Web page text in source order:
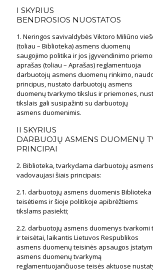
I SKYRIUS
BENDROSIOS NUOSTATOS
1. Neringos savivaldybės Viktoro Miliūno
(toliau – Biblioteka) asmens duomenų
saugojimo politika ir jos įgyvendinimo
aprašas (toliau – Aprašas) reglamentuoja
darbuotojų asmens duomenų rinkimo,
principus, nustato darbuotojų asmens
duomenų tvarkymo tikslus ir priemones,
tikslais gali susipažinti su darbuotojų
asmens duomenimis.
II SKYRIUS
DARBUOJŲ ASMENS DUOMENŲ
PRINCIPAI
2. Biblioteka, tvarkydama darbuotojų
vadovaujasi šiais principais:
2.1. darbuotojų asmens duomenis
teisėtiems ir šioje politikoje apibrėžtiems
tikslams pasiekti;
2.2. darbuotojų asmens duomenys tvarkomi
ir teisėtai, laikantis Lietuvos Respublikos
asmens duomenų teisinės apsaugos
asmens duomenų tvarkymą
reglamentuojančiuose teisės aktuose